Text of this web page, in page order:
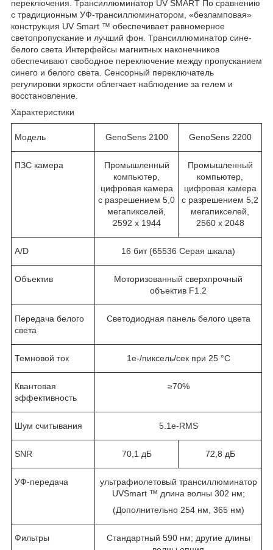
переключения. Трансиллюминатор UV SMART По сравнению
с традиционным УФ-трансиллюминатором, «безламповая»
конструкция UV Smart ™ обеспечивает равномерное
светопропускание и лучший фон. Трансиллюминатор сине-
белого света Интерфейсы магнитных наконечников
обеспечивают свободное переключение между пропусканием
синего и белого света. Сенсорный переключатель
регулировки яркости облегчает наблюдение за гелем и
восстановление.
Характеристики
Модель GenoSens 2100 GenoSens 2200
ПЗС камера
Промышленный
компьютер,
цифровая камера
с разрешением 5,0
мегапикселей,
2592 x 1944
Промышленный
компьютер,
цифровая камера
с разрешением 5,2
мегапикселей,
2560 x 2048
A/D 16 бит (65536 Серая шкала)
Объектив
Моторизованный сверхпрочный
объектив F1.2
Передача белого
света
Светодиодная панель белого цвета
Темновой ток 1e-/пиксель/сек при 25 °C
Квантовая
эффективность
≥70%
Шум считывания 5.1e-RMS
SNR 70,1 дБ 72,8 дБ
УФ-передача
ультрафиолетовый трансиллюминатор
UVSmart ™ длина волны 302 нм;
(Дополнительно 254 нм, 365 нм)
Фильтры
Стандартный 590 нм; другие длины